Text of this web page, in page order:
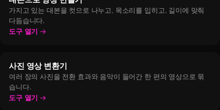
가지고 있는 대본을 컷으로 나누고, 목소리를 입히고, 길이에 맞춰
다듬습니다.
도구 열기
사진 영상 변환기
여러 장의 사진을 전환 효과와 음악이 들어간 한 편의 영상으로 묶
습니다.
도구 열기